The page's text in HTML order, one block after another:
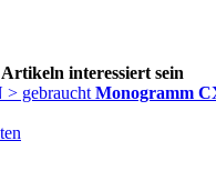
interessiert sein
Monogramm